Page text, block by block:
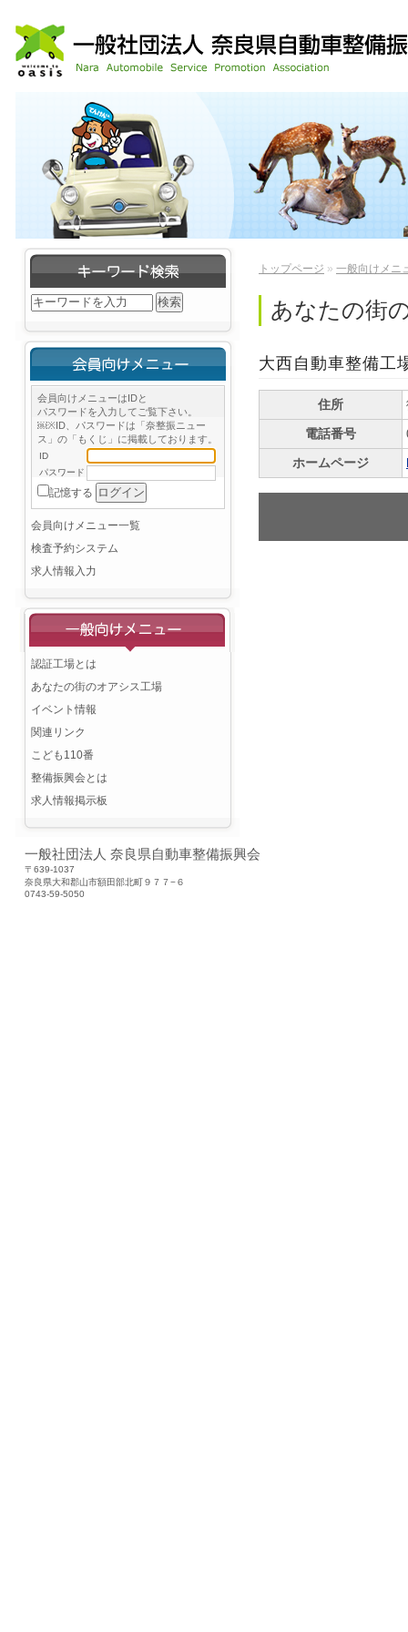
会員向けメニューはIDと
パスワードを入力してご覧下さい。
￼※ID、パスワードは「奈整振ニュー
ス」の「もくじ」に掲載しております。
ID
パスワード
記憶する
会員向けメニュー一覧
検査予約システム
求人情報入力
認証工場とは
あなたの街のオアシス工場
イベント情報
関連リンク
こども110番
整備振興会とは
求人情報掲示板
トップページ » 一般向けメニ
あなたの街
大西自動車整備工
住所
電話番号
ホームページ
一般社団法人 奈良県自動車整備振興会
〒639-1037
奈良県大和郡山市額田部北町９７７−６
0743-59-5050